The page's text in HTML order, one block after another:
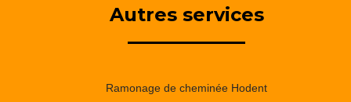
Autres services
Ramonage de cheminée Hodent